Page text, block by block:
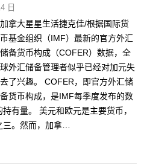
日
加拿大星星生活捷克佳/根据国际货
币基金组织（IMF）最新的官方外汇
储备货币构成（COFER）数据，全
球外汇储备管理者似乎已经对加元失
去了兴趣。 COFER，即官方外汇储
备货币构成，是IMF每季度发布的数
有量。 美元和欧元是主要货币，
。然而，加拿…